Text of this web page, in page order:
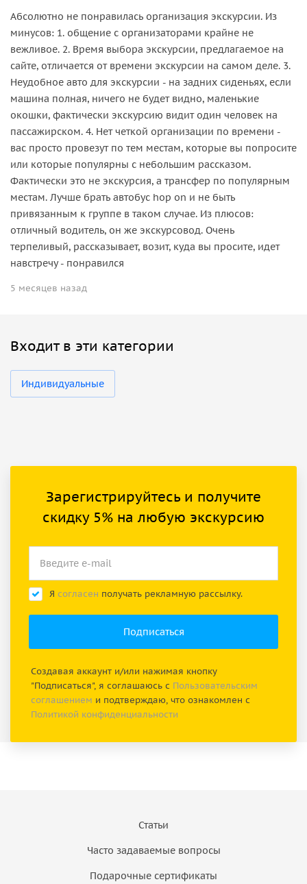
Абсолютно не понравилась организация экскурсии. Из
минусов: 1. общение с организаторами крайне не
вежливое. 2. Время выбора экскурсии, предлагаемое на
сайте, отличается от времени экскурсии на самом деле. 3.
Неудобное авто для экскурсии - на задних сиденьях, если
машина полная, ничего не будет видно, маленькие
окошки, фактически экскурсию видит один человек на
пассажирском. 4. Нет четкой организации по времени -
вас просто провезут по тем местам, которые вы попросите
или которые популярны с небольшим рассказом.
Фактически это не экскурсия, а трансфер по популярным
местам. Лучше брать автобус hop on и не быть
привязанным к группе в таком случае. Из плюсов:
отличный водитель, он же экскурсовод. Очень
терпеливый, рассказывает, возит, куда вы просите, идет
навстречу - понравился
5 месяцев назад
Входит в эти категории
Индивидуальные
Зарегистрируйтесь и получите
скидку 5% на любую экскурсию
Я согласен получать рекламную рассылку.
Создавая аккаунт и/или нажимая кнопку
"Подписаться", я соглашаюсь с Пользовательским
соглашением и подтверждаю, что ознакомлен с
Политикой конфиденциальности
Статьи
Часто задаваемые вопросы
Подарочные сертификаты